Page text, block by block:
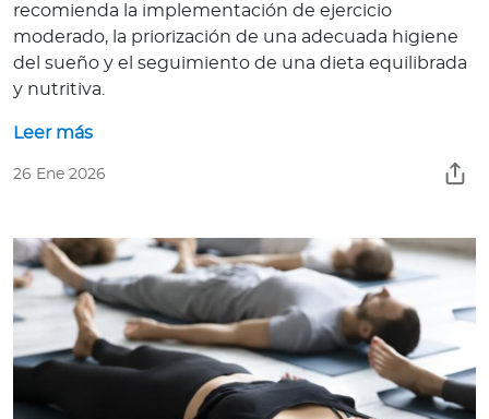
recomienda la implementación de ejercicio
moderado, la priorización de una adecuada higiene
del sueño y el seguimiento de una dieta equilibrada
y nutritiva.
Leer más
26 Ene 2026